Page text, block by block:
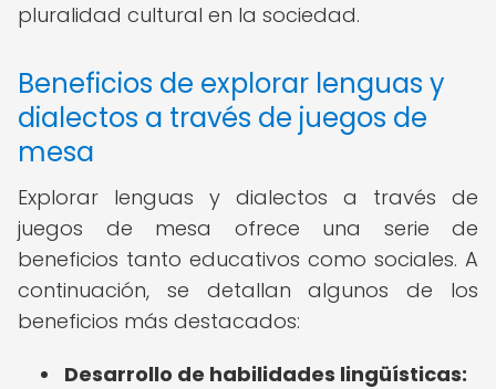
pluralidad cultural en la sociedad.
Beneficios de explorar lenguas y
dialectos a través de juegos de
mesa
Explorar lenguas y dialectos a través de
juegos de mesa ofrece una serie de
beneficios tanto educativos como sociales. A
continuación, se detallan algunos de los
beneficios más destacados:
Desarrollo de habilidades lingüísticas: